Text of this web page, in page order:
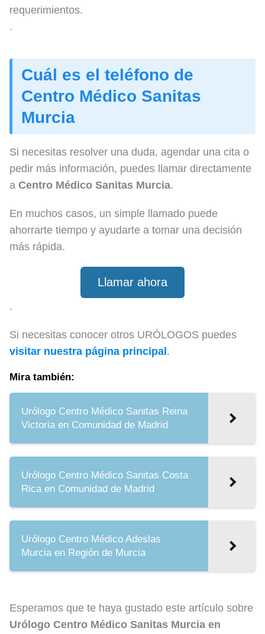
requerimientos.
.
Cuál es el teléfono de
Centro Médico Sanitas
Murcia
Si necesitas resolver una duda, agendar una cita o
pedir más información, puedes llamar directamente
a Centro Médico Sanitas Murcia.
En muchos casos, un simple llamado puede
ahorrarte tiempo y ayudarte a tomar una decisión
más rápida.
Llamar ahora
.
Si necesitas conocer otros URÓLOGOS puedes
visitar nuestra página principal .
Mira también:
Urólogo Centro Médico Sanitas Reina
Victoria en Comunidad de Madrid
Urólogo Centro Médico Sanitas Costa
Rica en Comunidad de Madrid
Urólogo Centro Médico Adeslas
Murcia en Región de Murcia
Esperamos que te haya gustado este artículo sobre
Urólogo Centro Médico Sanitas Murcia en